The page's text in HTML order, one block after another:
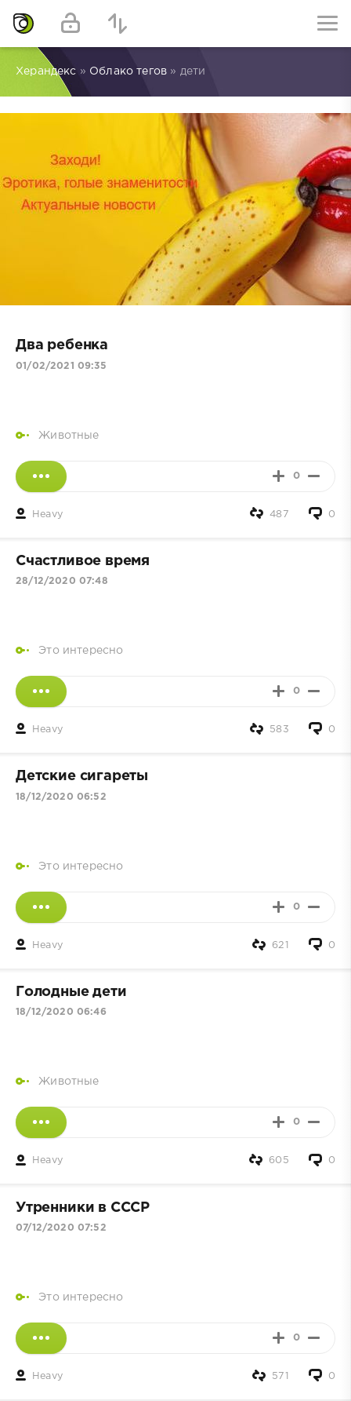
Херандекс » Облако тегов » дети
Два ребенка
01/02/2021 09:35
Животные
0
Heavy 0
487
Счастливое время
28/12/2020 07:48
Это интересно
0
Heavy 0
583
Детские сигареты
18/12/2020 06:52
Это интересно
0
Heavy 0
621
Голодные дети
18/12/2020 06:46
Животные
0
Heavy 0
605
Утренники в СССР
07/12/2020 07:52
Это интересно
0
Heavy 0
571